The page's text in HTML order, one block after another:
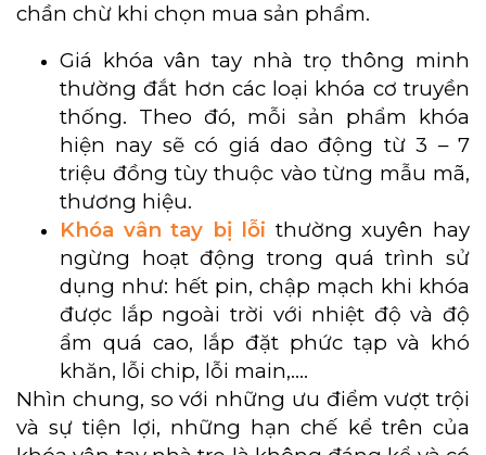
chần chừ khi chọn mua sản phẩm.
Giá khóa vân tay nhà trọ thông minh
thường đắt hơn các loại khóa cơ truyền
thống. Theo đó, mỗi sản phẩm khóa
hiện nay sẽ có giá dao động từ 3 – 7
triệu đồng tùy thuộc vào từng mẫu mã,
thương hiệu.
Khóa vân tay bị lỗi thường xuyên hay
ngừng hoạt động trong quá trình sử
dụng như: hết pin, chập mạch khi khóa
được lắp ngoài trời với nhiệt độ và độ
ẩm quá cao, lắp đặt phức tạp và khó
khăn, lỗi chip, lỗi main,….
Nhìn chung, so với những ưu điểm vượt trội
và sự tiện lợi, những hạn chế kể trên của